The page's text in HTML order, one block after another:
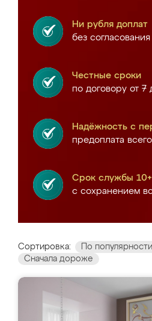
Ни рубля доплат
без согласования
Честные сроки
по договору от 7
Надёжность с
предоплата
Срок службы
с сохранением
Сортировка: По популярности
Сначала дороже